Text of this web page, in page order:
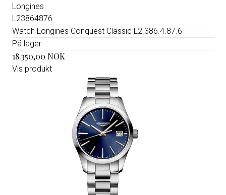
Longines
L23864876
Watch Longines Conquest Classic L2.386.4.87.6
På lager
18.350,00 NOK
Vis produkt